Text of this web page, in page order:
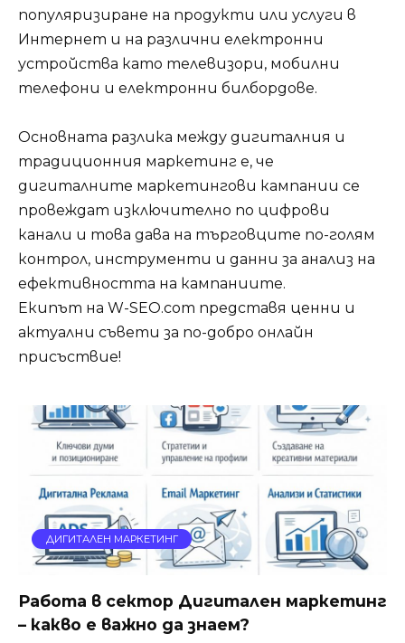
популяризиране на продукти или услуги в
Интернет и на различни електронни
устройства като телевизори, мобилни
телефони и електронни билбордове.
Основната разлика между дигиталния и
традиционния маркетинг е, че
дигиталните маркетингови кампании се
провеждат изключително по цифрови
канали и това дава на търговците по-голям
контрол, инструменти и данни за анализ на
ефективността на кампаниите.
Екипът на W-SEO.com представя ценни и
актуални съвети за по-добро онлайн
присъствие!
ДИГИТАЛЕН МАРКЕТИНГ
Работа в сектор Дигитален маркетинг
– какво е важно да знаем?